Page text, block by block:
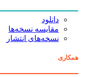
دانلود
مقایسه نسخه‌ها
نسخه‌های انتشار
همکاری